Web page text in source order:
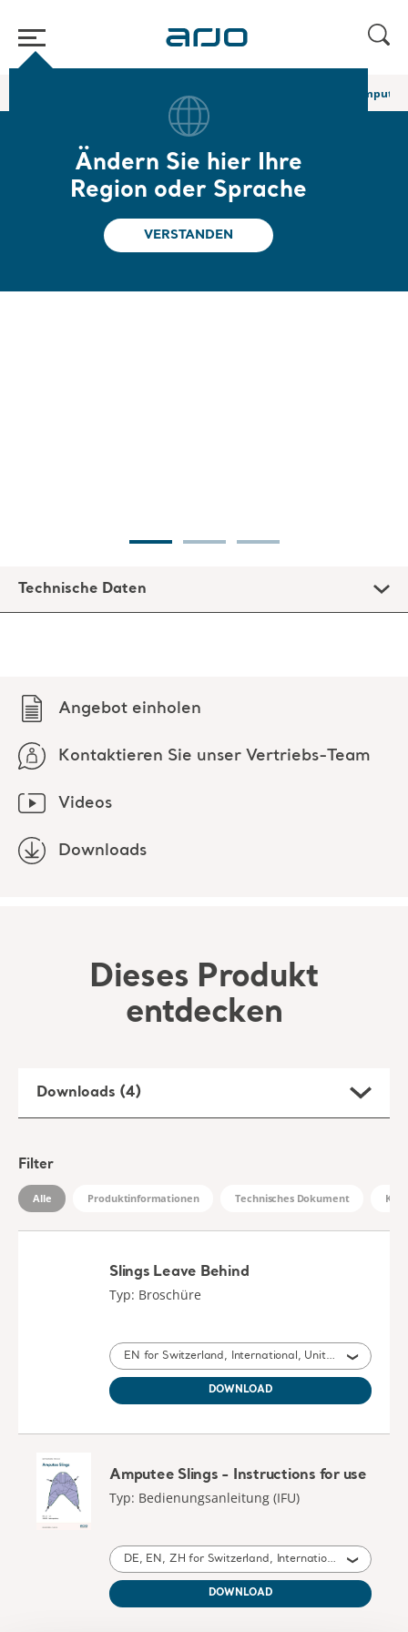
Ändern Sie hier Ihre
Region oder Sprache
VERSTANDEN
Körpergurte für den Sitztransfer Clipgurt für
Clipgurt für
Beinamputierte
Technische Daten
Angebot einholen
Kontaktieren Sie unser Vertriebs-Team
Videos
Downloads
Dieses Produkt
entdecken
Downloads (4)
Filter
Alle Produktinformationen Technisches Dokument
Slings Leave Behind
Typ: Broschüre
EN for Switzerland, International, United States of America, Australia, Belgium, Germany, Denmark, Spain, France, United Kingdom of Great Britain and Northern Ireland, Norway, Sweden, Ireland, Canada, New Zealand, Italy, Netherlands, Portugal, Brazil, Austria, Russia, Finland, South Africa
DOWNLOAD
Amputee Slings - Instructions for use
Typ: Bedienungsanleitung (IFU)
DE, EN, ZH for Switzerland, International, United States of America, Australia, Belgium, Germany, United Kingdom of Great Britain and Northern Ireland, Canada, New Zealand, China, Austria
DOWNLOAD